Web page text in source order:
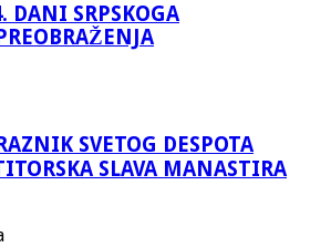
DANI SRPSKOGA
SVETOG DESPOTA
SLAVA MANASTIRA